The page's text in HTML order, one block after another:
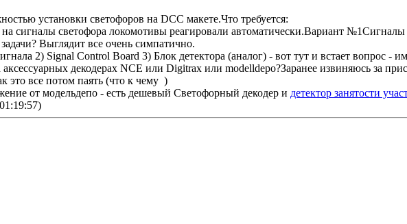
установки светофоров на DCC макете.Что требуется:
сигналы светофора локомотивы реагировали автоматически.Вариант №1Сигналы
Выглядит все очень симпатично.
2) Signal Control Board 3) Блок детектора (аналог) - вот тут и встает вопрос -
аксессуарных декодерах NCE или Digitrax или modelldepo?Заранее извиняюсь за
это все потом паять (что к чему )
от модельдепо - есть дешевый Светофорный декодер и детектор занятости